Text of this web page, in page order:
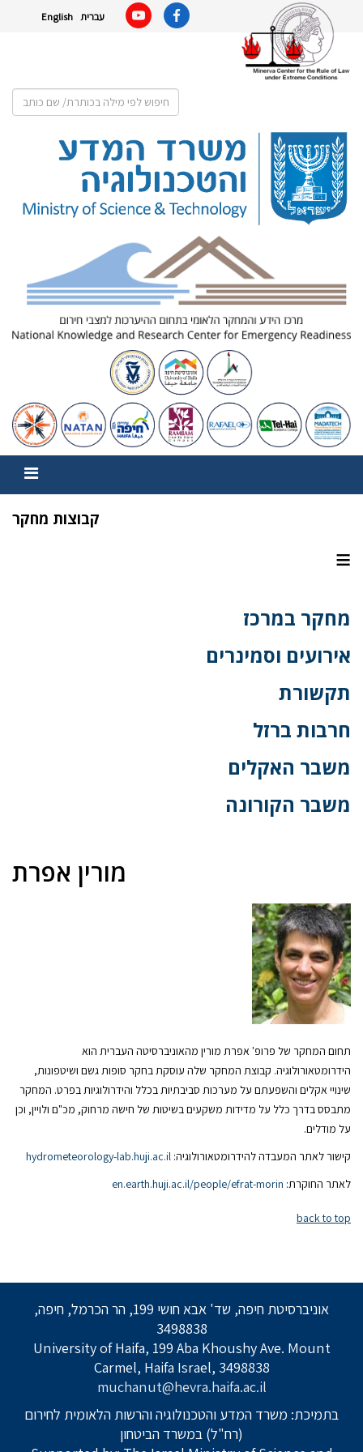
עברית English
קבוצות מחקר
≡
מחקר במרכז
אירועים וסמינרים
תקשורת
חרבות ברזל
משבר האקלים
משבר הקורונה
מורין אפרת
תחום המחקר של פרופ' אפרת מורין מהאוניברסיטה העברית הוא
הידרומטאורולוגיה. קבוצת המחקר שלה עוסקת בחקר סופות גשם ושיטפונות,
שינויי אקלים והשפעתם על מערכות סביבתיות בכלל והידרולוגיות בפרט. המחקר
מתבסס בדרך כלל על מדידות משקעים בשיטות של חישה מרחוק, מכ"ם ולויין, וכן
על מודלים.
קישור לאתר המעבדה להידרומטאורולוגיה: hydrometeorology-lab.huji.ac.il
לאתר החוקרת: en.earth.huji.ac.il/people/efrat-morin
back to top
אוניברסיטת חיפה, שד' אבא חושי 199, הר הכרמל, חיפה,
3498838
University of Haifa, 199 Aba Khoushy Ave. Mount
Carmel, Haifa Israel, 3498838
muchanut@hevra.haifa.ac.il
בתמיכת: משרד המדע והטכנולוגיה והרשות הלאומית לחירום
(רח"ל) במשרד הביטחון